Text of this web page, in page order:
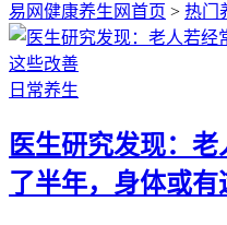
易网健康养生网首页 > 热门
日常养生
医生研究发现：
了半年，身体或有